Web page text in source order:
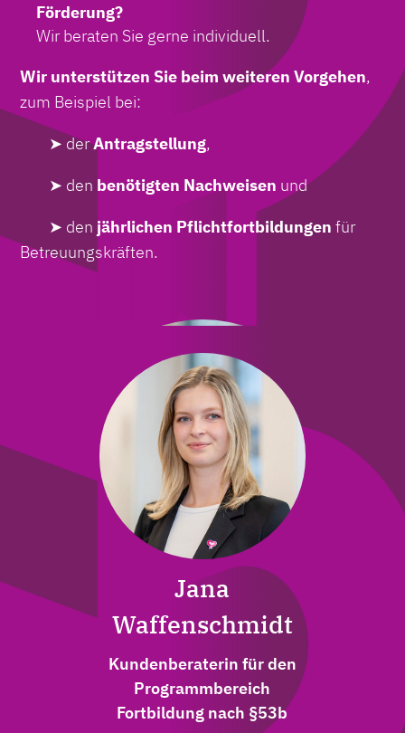
Förderung?
Wir beraten Sie gerne individuell.
Wir unterstützen Sie beim weiteren Vorgehen,
zum Beispiel bei:
➤ derAntragstellung,
➤ den benötigten Nachweisen und
➤ den jährlichen Pflichtfortbildungen für
Betreuungskräften.
Jana Waffenschmidt
Kundenberaterin für den
Programmbereich Fortbildung nach
§53b
Jana
Waffenschmidt
Kundenberaterin für den
Programmbereich
Fortbildung nach §53b